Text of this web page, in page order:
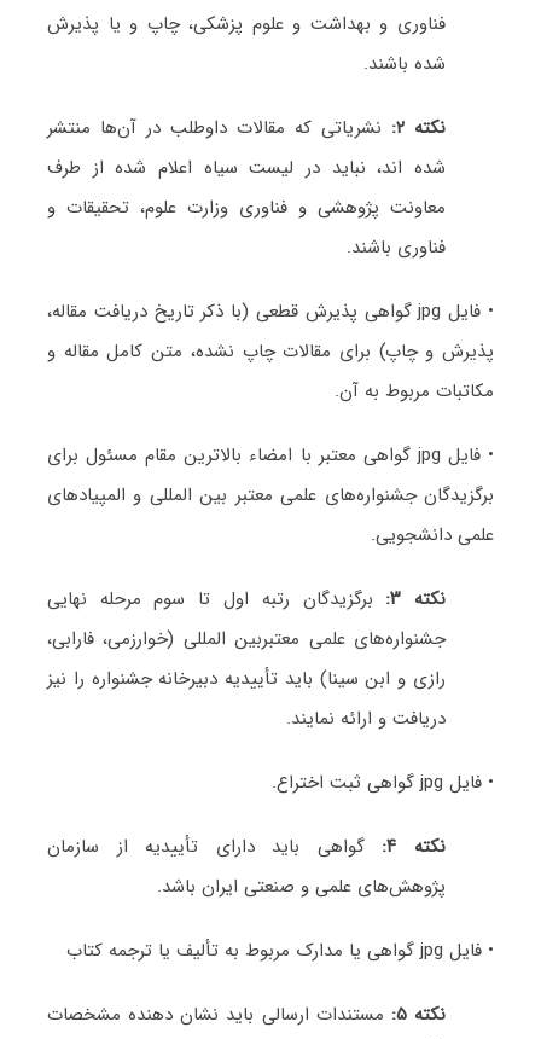
فناوری و بهداشت و علوم پزشکی، چاپ و یا پذیرش
شده باشند.
نکته ۲:
نشریاتی که مقالات داوطلب در آن‌ها منتشر
شده اند، نباید در لیست سیاه اعلام شده از طرف
معاونت پژوهشی و فناوری وزارت علوم، تحقیقات و
فناوری باشند.
• فایل jpg گواهی پذیرش قطعی (با ذکر تاریخ دریافت مقاله،
پذیرش و چاپ) برای مقالات چاپ نشده، متن کامل مقاله و
مکاتبات مربوط به آن.
• فایل jpg گواهی معتبر با امضاء بالاترین مقام مسئول برای
برگزیدگان جشنواره‌های علمی معتبر بین المللی و المپیادهای
علمی دانشجویی.
نکته ۳:
برگزیدگان رتبه اول تا سوم مرحله نهایی
جشنواره‌های علمی معتبربین المللی (خوارزمی، فارابی،
رازی و ابن سینا) باید تأییدیه دبیرخانه جشنواره را نیز
دریافت و ارائه نمایند.
• فایل jpg گواهی ثبت اختراع.
نکته ۴:
گواهی باید دارای تأییدیه از سازمان
پژوهش‌های علمی و صنعتی ایران باشد.
• فایل jpg گواهی یا مدارک مربوط به تألیف یا ترجمه کتاب
نکته ۵:
مستندات ارسالی باید نشان دهنده مشخصات